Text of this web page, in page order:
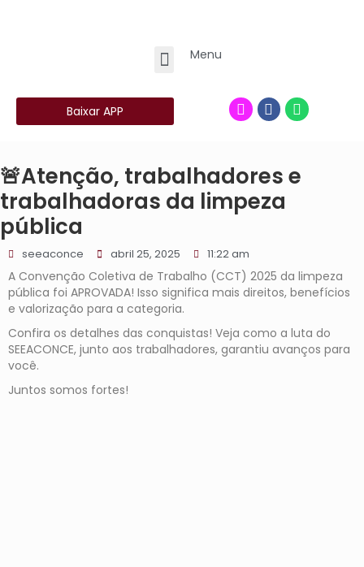
Menu
Baixar APP
🚨Atenção, trabalhadores e
trabalhadoras da limpeza
pública
seeaconce abril 25, 2025 11:22 am
A Convenção Coletiva de Trabalho (CCT) 2025 da limpeza
pública foi APROVADA! Isso significa mais direitos, benefícios
e valorização para a categoria.
Confira os detalhes das conquistas! Veja como a luta do
SEEACONCE, junto aos trabalhadores, garantiu avanços para
você.
Juntos somos fortes!